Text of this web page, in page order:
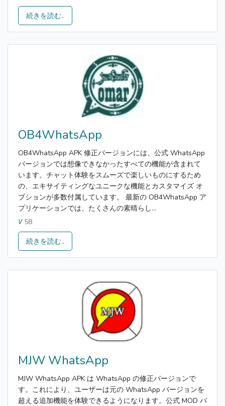
続きを読む..
OB4WhatsApp
OB4WhatsApp APK 修正バージョンには、公式 WhatsApp
バージョンでは想像できなかったすべての機能が含まれて
います。チャット体験をスムーズで楽しいものにするため
の、エキサイティングなユニークな機能とカスタマイズ オ
プションが多数付属しています。 最新の OB4WhatsApp ア
プリケーションでは、たくさんの素晴らし...
V58
続きを読む..
MJW WhatsApp
MJW WhatsApp APK は WhatsApp の修正バージョンで
す。これにより、ユーザーは元の WhatsApp バージョンを
超える追加機能を体験できるようになります。公式 MOD バ